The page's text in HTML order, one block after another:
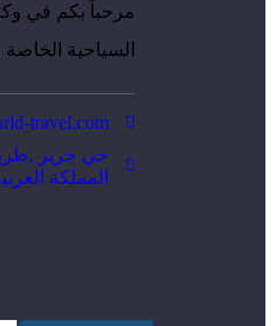
مرحباً بكم في
السياحية الخاصة
travel.com
حي جرير
المملكة